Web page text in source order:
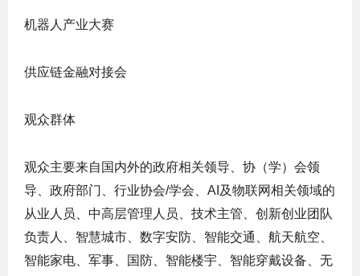
机器人产业大赛
供应链金融对接会
观众群体
观众主要来自国内外的政府相关领导、协（学）会领
导、政府部门、行业协会/学会、AI及物联网相关领域的
从业人员、中高层管理人员、技术主管、创新创业团队
负责人、智慧城市、数字安防、智能交通、航天航空、
智能家电、军事、国防、智能楼宇、智能穿戴设备、无